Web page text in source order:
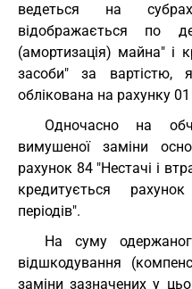
ведеться на
відображається по
(амортизація) майна" і
засоби" за вартістю,
облікована на рахунку
Одночасно на
вимушеної заміни
рахунок 84 "Нестачі і
кредитується
періодів".
На суму
відшкодування
заміни зазначених у